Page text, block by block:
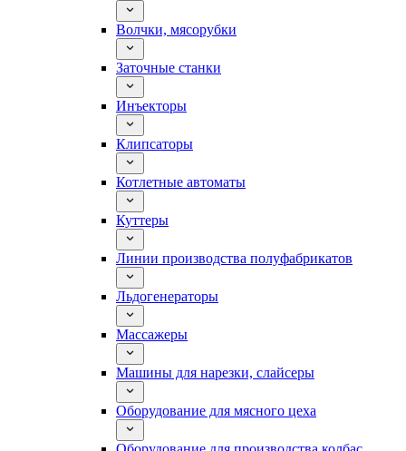
Волчки, мясорубки
Заточные станки
Инъекторы
Клипсаторы
Котлетные автоматы
Куттеры
Линии производства полуфабрикатов
Льдогенераторы
Массажеры
Машины для нарезки, слайсеры
Оборудование для мясного цеха